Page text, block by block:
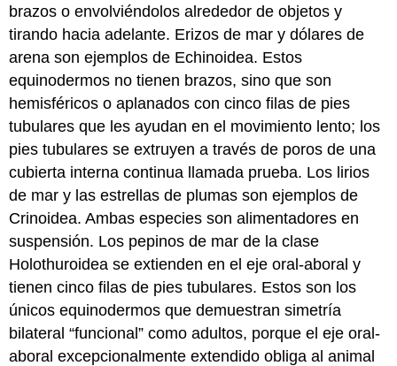
brazos o envolviéndolos alrededor de objetos y
tirando hacia adelante. Erizos de mar y dólares de
arena son ejemplos de Echinoidea. Estos
equinodermos no tienen brazos, sino que son
hemisféricos o aplanados con cinco filas de pies
tubulares que les ayudan en el movimiento lento; los
pies tubulares se extruyen a través de poros de una
cubierta interna continua llamada prueba. Los lirios
de mar y las estrellas de plumas son ejemplos de
Crinoidea. Ambas especies son alimentadores en
suspensión. Los pepinos de mar de la clase
Holothuroidea se extienden en el eje oral-aboral y
tienen cinco filas de pies tubulares. Estos son los
únicos equinodermos que demuestran simetría
bilateral “funcional” como adultos, porque el eje oral-
aboral excepcionalmente extendido obliga al animal